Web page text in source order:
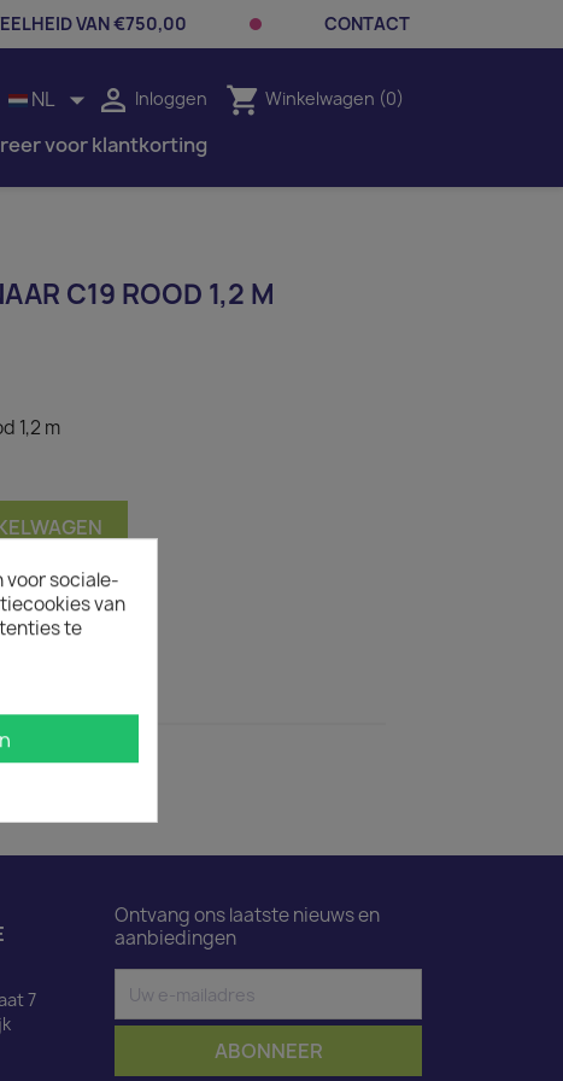
VAN €750,00 CONTACT
NL   Inloggen shopping_cart Winkelwagen (0)
voor klantkorting
C19 ROOD 1,2 M
1,2 m
is 50.
rood 1,2 m
7
Ontvang ons laatste nieuws en
aanbiedingen
voor sociale-
van
te